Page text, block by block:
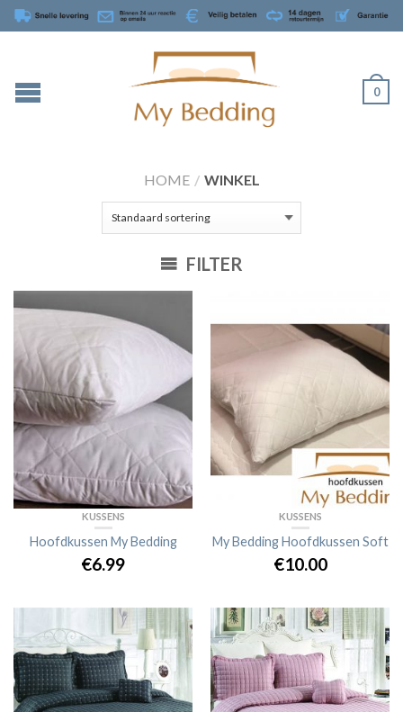
0
HOME / WINKEL
FILTER
KUSSENS
Hoofdkussen My Bedding
€6.99
KUSSENS
My Bedding Hoofdkussen Soft
€10.00